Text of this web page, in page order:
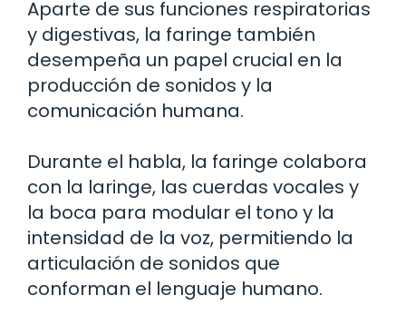
Aparte de sus funciones respiratorias
y digestivas, la faringe también
desempeña un papel crucial en la
producción de sonidos y la
comunicación humana.
Durante el habla, la faringe colabora
con la laringe, las cuerdas vocales y
la boca para modular el tono y la
intensidad de la voz, permitiendo la
articulación de sonidos que
conforman el lenguaje humano.